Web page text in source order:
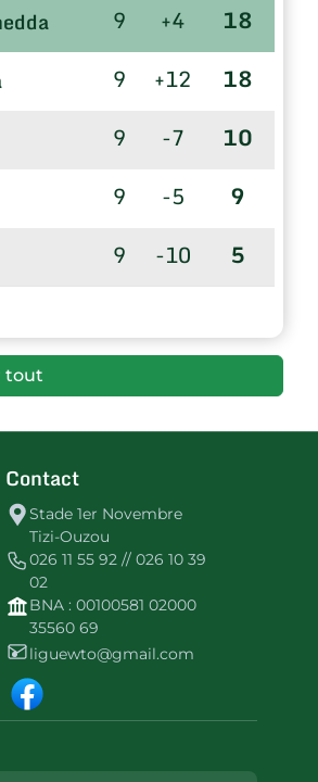
9 +4 18
9 +12 18
9 -7 10
9 -5 9
9 -10 5
tout
Contact
Stade 1er Novembre
Tizi-Ouzou
026 11 55 92 // 026 10 39
02
BNA : 00100581 02000
35560 69
liguewto@gmail.com